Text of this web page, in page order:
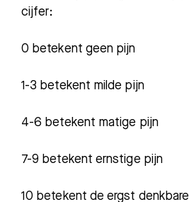
cijfer:
0 betekent geen pijn
1-3 betekent milde pijn
4-6 betekent matige pijn
7-9 betekent ernstige pijn
10 betekent de ergst denkbare